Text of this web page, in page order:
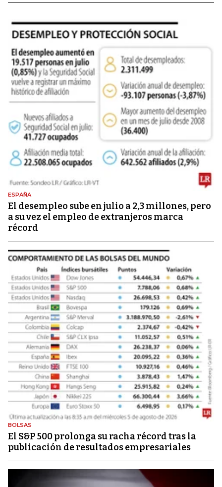
ESPAÑA
El desempleo sube en julio a 2,3 millones, pero
a su vez el empleo de extranjeros marca
récord
BOLSAS
El S&P 500 prolonga su racha récord tras la
publicación de resultados empresariales